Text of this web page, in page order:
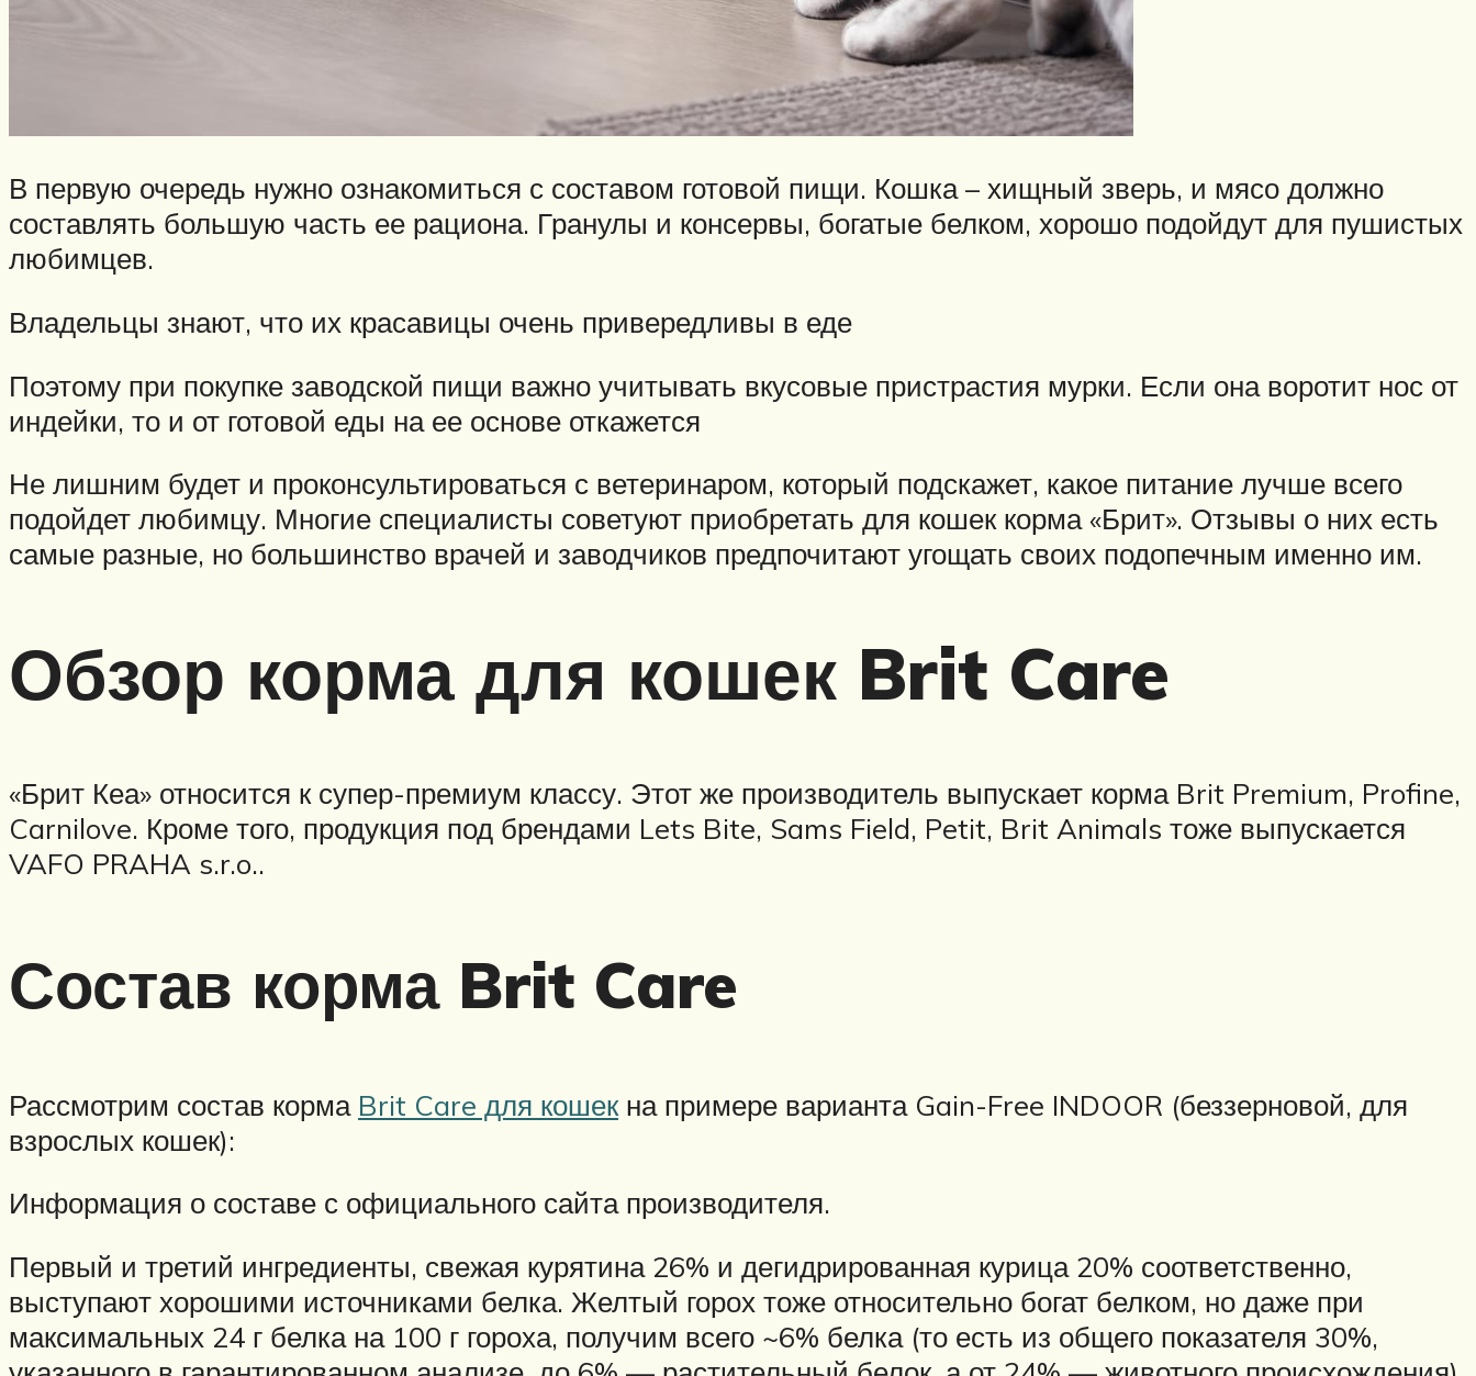
В первую очередь нужно ознакомиться с составом готовой пищи. Кошка – хищный зверь, и мясо должно
составлять большую часть ее рациона. Гранулы и консервы, богатые белком, хорошо подойдут для пушистых
любимцев.
Владельцы знают, что их красавицы очень привередливы в еде
Поэтому при покупке заводской пищи важно учитывать вкусовые пристрастия мурки. Если она воротит нос от
индейки, то и от готовой еды на ее основе откажется
Не лишним будет и проконсультироваться с ветеринаром, который подскажет, какое питание лучше всего
подойдет любимцу. Многие специалисты советуют приобретать для кошек корма «Брит». Отзывы о них есть
самые разные, но большинство врачей и заводчиков предпочитают угощать своих подопечным именно им.
Обзор корма для кошек Brit Care
«Брит Кеа» относится к супер-премиум классу. Этот же производитель выпускает корма Brit Premium, Profine,
Carnilove. Кроме того, продукция под брендами Lets Bite, Sams Field, Petit, Brit Animals тоже выпускается
VAFO PRAHA s.r.o..
Состав корма Brit Care
Рассмотрим состав корма Brit Care для кошекна примере варианта Gain-Free INDOOR (беззерновой, для
взрослых кошек):
Информация о составе с официального сайта производителя.
Первый и третий ингредиенты, свежая курятина 26% и дегидрированная курица 20% соответственно,
выступают хорошими источниками белка. Желтый горох тоже относительно богат белком, но даже при
максимальных 24 г белка на 100 г гороха, получим всего ~6% белка (то есть из общего показателя 30%,